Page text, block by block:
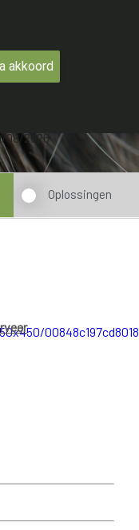
08/2026
Oplossingen
akkoord